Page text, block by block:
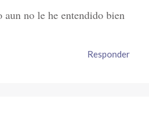
no le he entendido bien
Responder